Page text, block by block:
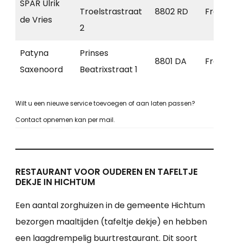
SPAR Ulrik
de Vries
Troelstrastraat
2
8802 RD
Patyna
Saxenoord
Prinses
Beatrixstraat 1
8801 DA
Wilt u een nieuwe service toevoegen of aan laten passen?
Contact opnemen kan per mail.
RESTAURANT VOOR OUDEREN EN TAFELTJE
DEKJE IN HICHTUM
Een aantal zorghuizen in de gemeente Hichtum
bezorgen maaltijden (tafeltje dekje) en hebben
een laagdrempelig buurtrestaurant. Dit soort